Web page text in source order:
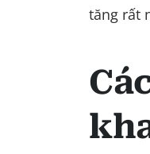
tăng rất